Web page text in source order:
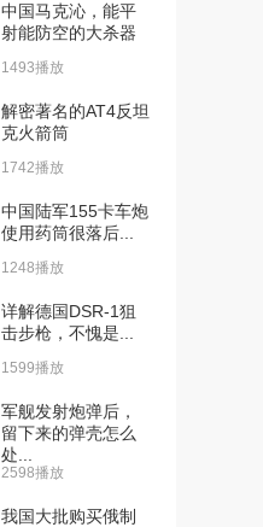
中国马克沁，能平
射能防空的大杀器
1493播放
解密著名的AT4反坦
克火箭筒
1742播放
中国陆军155卡车炮
使用药筒很落后...
1248播放
详解德国DSR-1狙
击步枪，不愧是...
1599播放
军舰发射炮弹后，
留下来的弹壳怎么
处...
2598播放
我国大批购买俄制